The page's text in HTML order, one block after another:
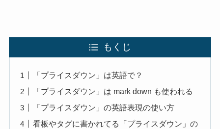
もくじ
「プライスダウン」は英語で？
「プライスダウン」は mark down も使われる
「プライスダウン」の英語表現の使い方
看板やタグに書かれてる「プライスダウン」の